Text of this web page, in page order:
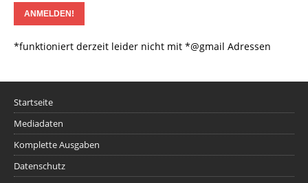
*funktioniert derzeit leider nicht mit *@gmail Adressen
Startseite
Mediadaten
Komplette Ausgaben
Datenschutz